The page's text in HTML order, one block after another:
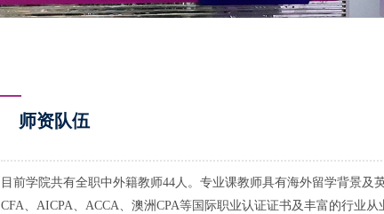
师资队伍
目前学院共有全职中外籍教师44人。专业课教师具有海外留学背景及
CFA、AICPA、ACCA、澳洲CPA等国际职业认证证书及丰富的行业从